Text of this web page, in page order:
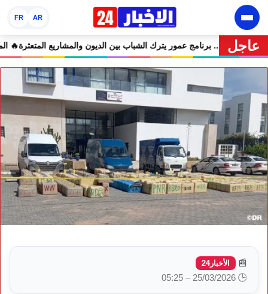
AR
FR
عاجل 🔥 “فرصة” أم “ورطة”؟.. برنامج عمور يترك الشباب بين الديون
📰 الأخبار24
🕒 25/03/2026 – 05:25